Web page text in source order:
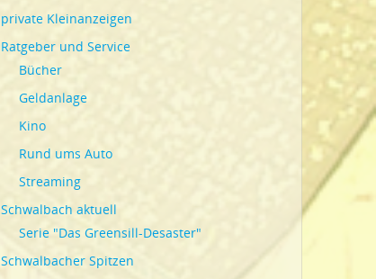
private Kleinanzeigen
Ratgeber und Service
Bücher
Geldanlage
Kino
Rund ums Auto
Streaming
Schwalbach aktuell
Serie "Das Greensill-Desaster"
Schwalbacher Spitzen